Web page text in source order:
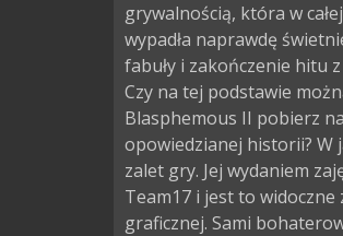
grywalnością, która w
wypadła naprawdę
fabuły i zakończenie hitu
Czy na tej podstawie
Blasphemous II pobierz
opowiedzianej historii? W
zalet gry. Jej wydaniem
Team17 i jest to
graficznej. Sami